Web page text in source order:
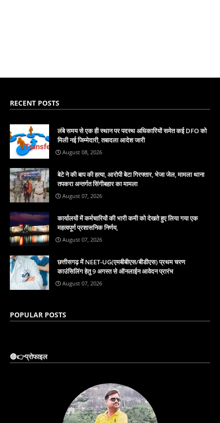
RECENT POSTS
लंबे समय से एक ही स्थान पर पदस्थ अधिकारियों समेत कई DFO को
मिली नई जिम्मेदारी, तबादला आदेश जारी
August 08, 2026
बेटे ने की बाप की हत्या, आरोपी बेटा गिरफ्तार, भेजा जेल, मामला थाना
तपकरा अन्तर्गत सिंगीबहार का मामला
August 07, 2026
कार्यालयों में कर्मचारियों की भारी कमी को देखते हुए लिया गया एक
महत्वपूर्ण प्रशासनिक निर्णय,
August 07, 2026
छत्तीसगढ़ में NEET-UG(एमबीबीएस/बीडीएस) प्रथम चरण
काउंसिलिंग हेतु 9 अगस्त से ऑनलाईन आवेदन प्रारंभ
August 07, 2026
POPULAR POSTS
🔴👉प्रोफाइल